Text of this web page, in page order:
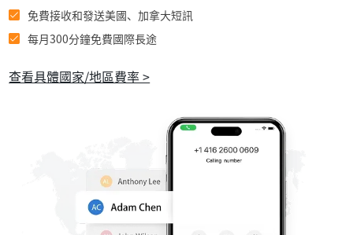
免費接收和發送美國、加拿大短訊
每月300分鐘免費國際長途
查看具體國家/地區費率 >